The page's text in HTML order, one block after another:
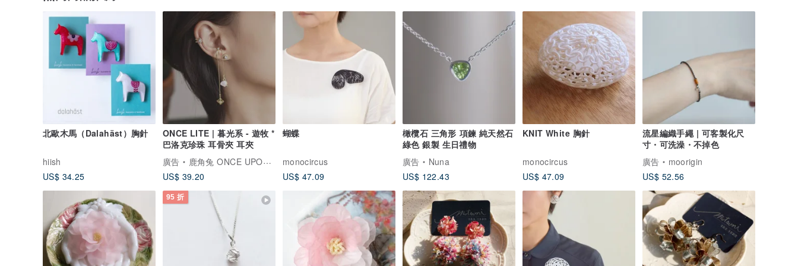
北歐木馬（Dalahäst）胸針
hiish
US$ 34.25
ONCE LITE | 暮光系 - 遊牧 *
巴洛克珍珠 耳骨夾 耳夾
廣告
鹿角兔 ONCE UPON A TIME
US$ 39.20
蝴蝶
monocircus
US$ 47.09
橄欖石 三角形 項鍊 純天然石
綠色 銀製 生日禮物
廣告
Nuna
US$ 122.43
KNIT White 胸針
monocircus
US$ 47.09
流星編織手繩 | 可客製化尺
寸・可洗澡・不掉色
廣告
moorigin
US$ 52.56
95 折